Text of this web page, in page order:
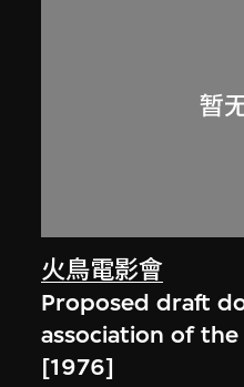
火鳥電影會
Proposed draft
association of the
[1976]